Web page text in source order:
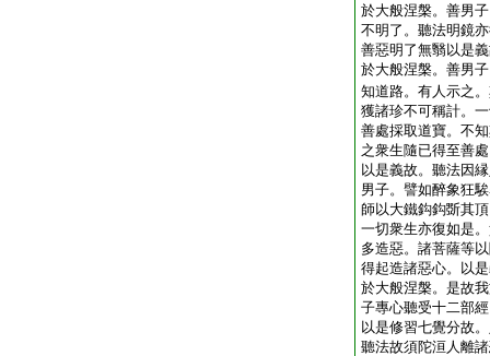
於大般涅槃。善男
不明了。聽法明鏡
善惡明了無翳以是
於大般涅槃。善男
知道路。有人示之
獲諸珍不可稱計。
善處採取道寶。不
之衆生隨已得至善
以是義故。聽法因
男子。譬如醉象狂
師以大鐵鈎鈎斲其
一切衆生亦復如是
多造惡。諸菩薩等
得起造諸惡心。以
於大般涅槃。是故
子專心聽受十二部
以是修習七覺分故
聽法故須陀洹人離